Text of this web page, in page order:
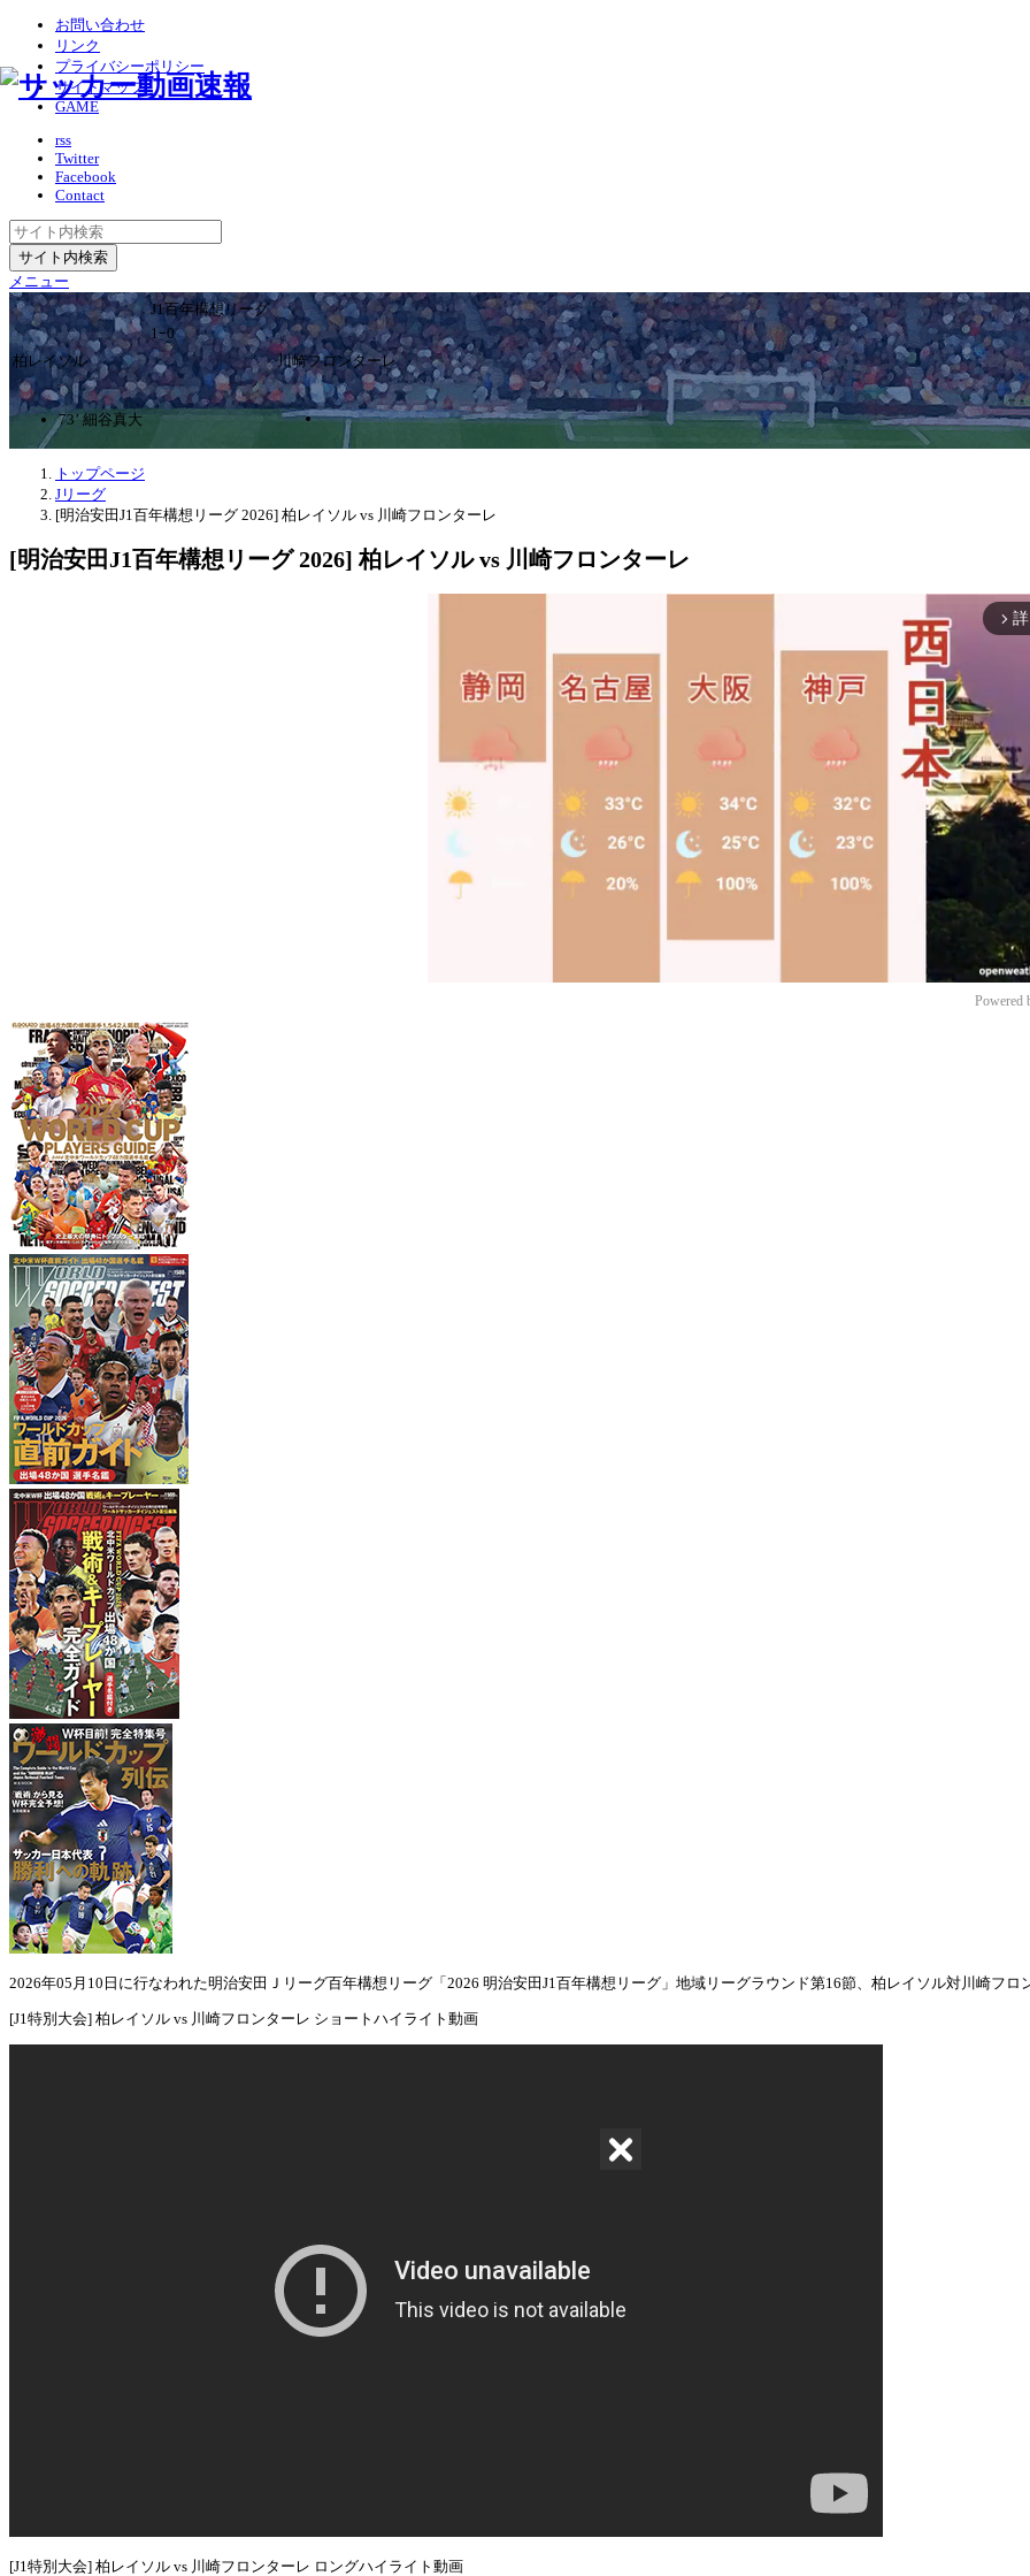
お問い合わせ
リンク
プライバシーポリシー
サイトマップ
GAME
rss
Twitter
Facebook
Contact
メニュー
J1百年構想リーグ
1ｰ0
柏レイソル
川崎フロンターレ
73’ 細谷真大
トップページ
Jリーグ
[明治安田J1百年構想リーグ 2026] 柏レイソル vs 川崎フロンターレ
[明治安田J1百年構想リーグ 2026] 柏レイソル vs 川崎フロンターレ
arrow_forward_ios
Powered
2026年05月10日に行なわれた明治安田Ｊリーグ百年構想リーグ「2026 明治安田J1百年構想リーグ」地域リーグラウンド第16節、柏レイソル対川崎フロ
[J1特別大会] 柏レイソル vs 川崎フロンターレ ショートハイライト動画
[J1特別大会] 柏レイソル vs 川崎フロンターレ ロングハイライト動画